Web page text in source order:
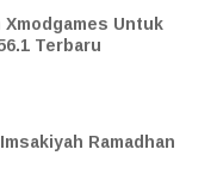
Untuk
Terbaru
Ramadhan